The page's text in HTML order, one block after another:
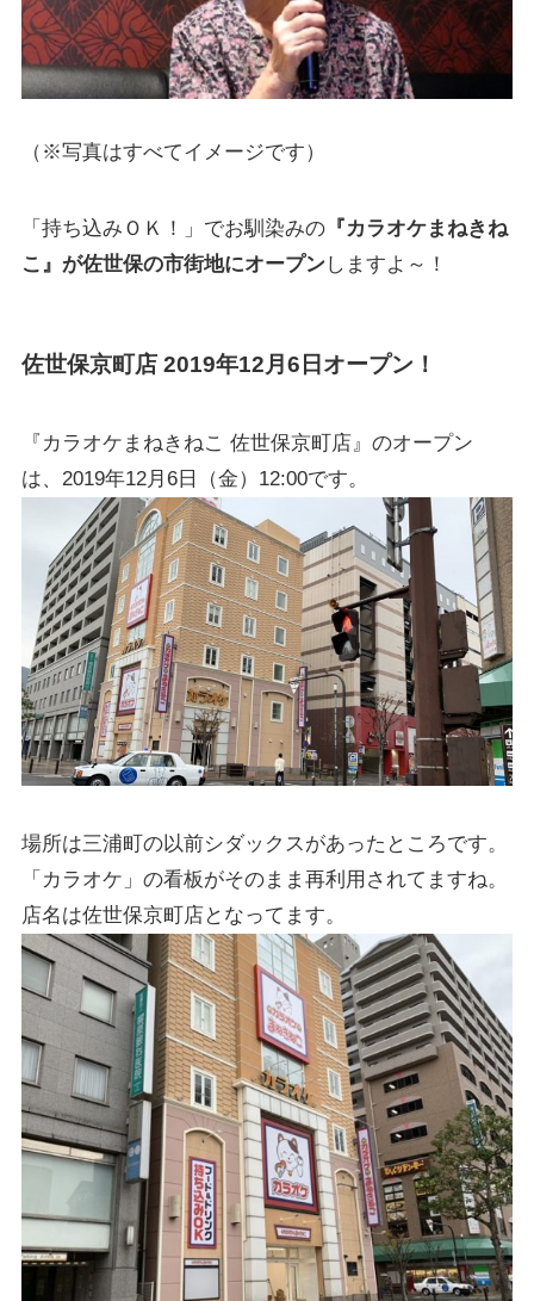
（※写真はすべてイメージです）
「持ち込みＯＫ！」でお馴染みの『カラオケまねきね
こ』が佐世保の市街地にオープンしますよ～！
佐世保京町店 2019年12月6日オープン！
『カラオケまねきねこ 佐世保京町店』のオープン
は、2019年12月6日（金）12:00です。
場所は三浦町の以前シダックスがあったところです。
「カラオケ」の看板がそのまま再利用されてますね。
店名は佐世保京町店となってます。